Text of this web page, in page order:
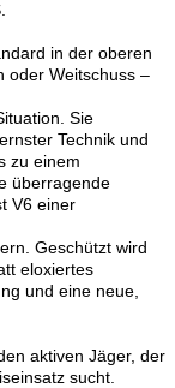
in der oberen
oder Weitschuss –
Sie
Technik und
zu einem
überragende
V6 einer
Geschützt wird
eloxiertes
und eine neue,
aktiven Jäger, der
sucht.